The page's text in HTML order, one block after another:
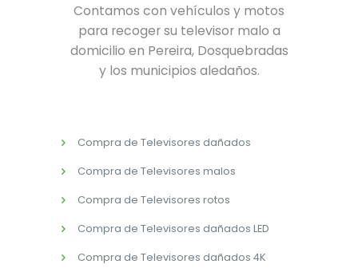
Contamos con vehículos y motos
para recoger su televisor malo a
domicilio en Pereira, Dosquebradas
y los municipios aledaños.
Compra de Televisores dañados
Compra de Televisores malos
Compra de Televisores rotos
Compra de Televisores dañados LED
Compra de Televisores dañados 4K